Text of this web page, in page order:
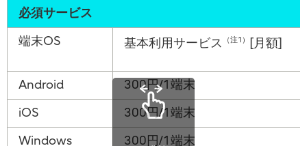
必須サービス
端末OS
基本利用サービス （注1） [月額]
Android
300円/1端末
iOS
300円/1端末
Windows
300円/1端末